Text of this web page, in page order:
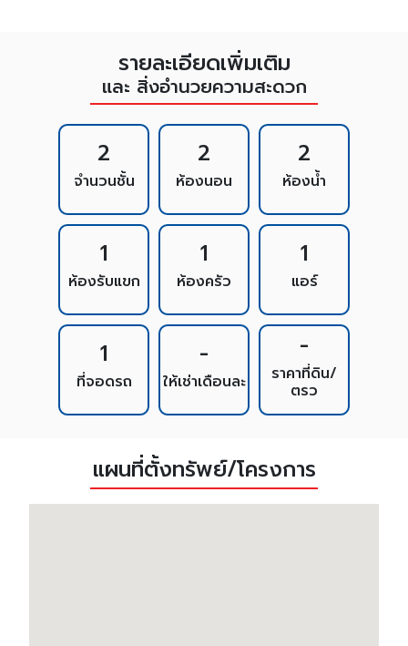
รายละเอียดเพิ่มเติม
และ สิ่งอำนวยความสะดวก
2
จำนวนชั้น
2
ห้องนอน
2
ห้องน้ำ
1
ห้องรับแขก
1
ห้องครัว
1
แอร์
1
ที่จอดรถ
-
ให้เช่าเดือนละ
-
ราคาที่ดิน/
ตรว
แผนที่ตั้งทรัพย์/โครงการ